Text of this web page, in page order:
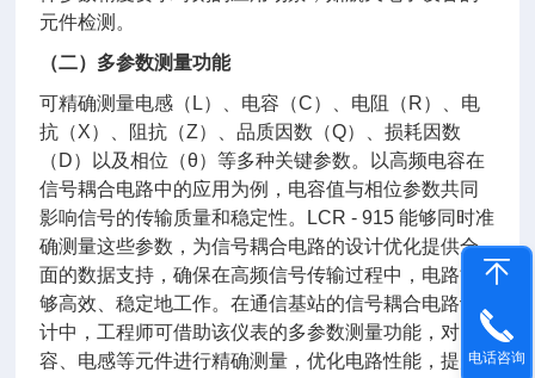
元件检测。
（二）多参数测量功能
可精确测量电感（L）、电容（C）、电阻（R）、电
抗（X）、阻抗（Z）、品质因数（Q）、损耗因数
（D）以及相位（θ）等多种关键参数。以高频电容在
信号耦合电路中的应用为例，电容值与相位参数共同
影响信号的传输质量和稳定性。LCR - 915 能够同时准
确测量这些参数，为信号耦合电路的设计优化提供全
面的数据支持，确保在高频信号传输过程中，电路能
够高效、稳定地工作。在通信基站的信号耦合电路设
计中，工程师可借助该仪表的多参数测量功能，对电
容、电感等元件进行精确测量，优化电路性能，提升电话咨询